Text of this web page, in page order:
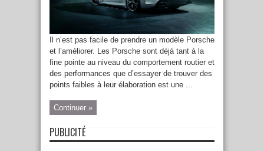
Il n’est pas facile de prendre un modèle Porsche
et l’améliorer. Les Porsche sont déjà tant à la
fine pointe au niveau du comportement routier et
des performances que d’essayer de trouver des
points faibles à leur élaboration est une ...
Continuer »
PUBLICITÉ